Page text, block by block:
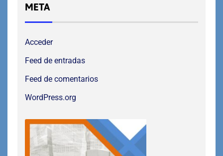
META
Acceder
Feed de entradas
Feed de comentarios
WordPress.org